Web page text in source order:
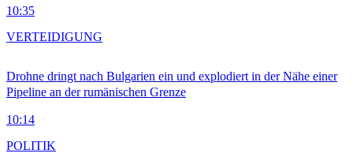
10:35
Drohne dringt nach Bulgarien ein und explodiert in der Nähe einer
Pipeline an der rumänischen Grenze
10:14
VERTEIDIGUNG
POLITIK